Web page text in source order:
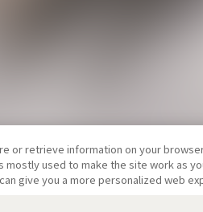
or retrieve information on your
used to make the site work as
give you a more personalized web